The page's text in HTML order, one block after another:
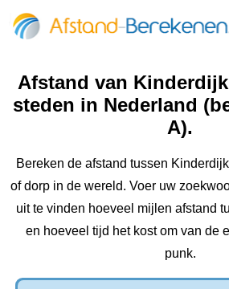
Afstand van
steden in Nederland
A).
Bereken de afstand tussen
of dorp in de wereld. Voer uw
uit te vinden hoeveel mijlen afstand
en hoeveel tijd het kost om van de
punk.